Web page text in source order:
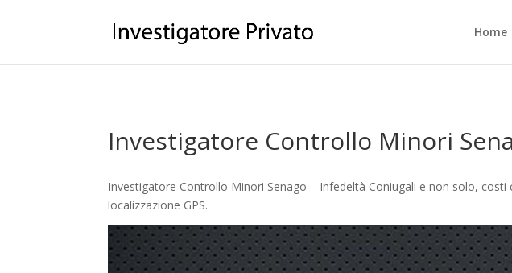
Home
Investigatore Controllo Minori
Investigatore Controllo Minori Senago – Infedeltà Coniugali e non solo,
localizzazione GPS.